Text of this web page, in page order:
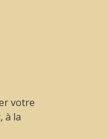
votre
à la